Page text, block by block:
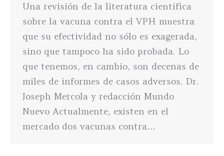
Una revisión de la literatura científica
sobre la vacuna contra el VPH muestra
que su efectividad no sólo es exagerada,
sino que tampoco ha sido probada. Lo
que tenemos, en cambio, son decenas de
miles de informes de casos adversos. Dr.
Joseph Mercola y redacción Mundo
Nuevo Actualmente, existen en el
mercado dos vacunas contra…